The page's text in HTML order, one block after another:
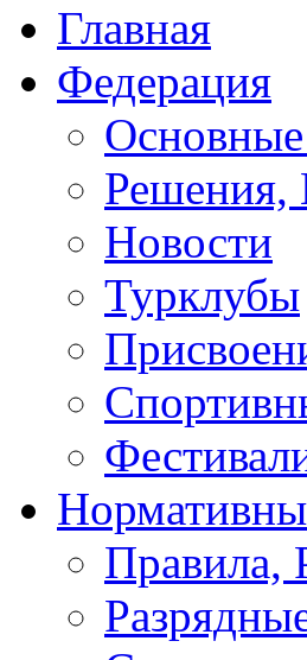
Главная
Федерация
Решения,
Новости
Турклубы
Правила,